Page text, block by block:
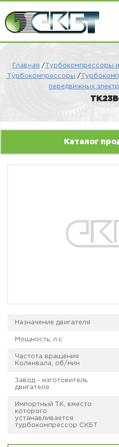
Главная / Турбокомпрессоры
Турбокомпрессоры /
передвижных
Каталог
Назначение двигателя
Мощность, л.с
Частота вращения
Коленвала, об/мин
Завод - изготовитель
двигателя
Импортный ТК, вместо
которого
устанавливается
турбокомпрессор СКБТ